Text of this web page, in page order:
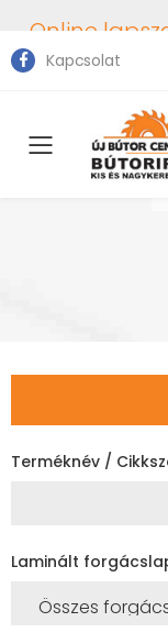
Online
Kapcsolat
Toggle
Terméknév /
Laminált